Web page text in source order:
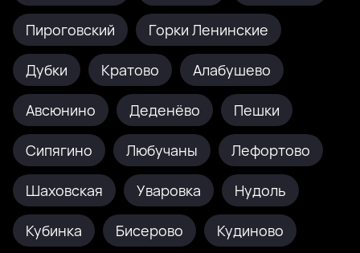
Пироговский Горки Ленинские
Дубки Кратово Алабушево
Авсюнино Деденёво Пешки
Сипягино Любучаны Лефортово
Шаховская Уваровка Нудоль
Кубинка Бисерово Кудиново